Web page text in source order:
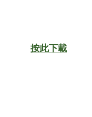
按此下載